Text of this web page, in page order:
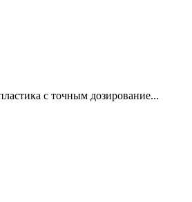
с точным дозирование...